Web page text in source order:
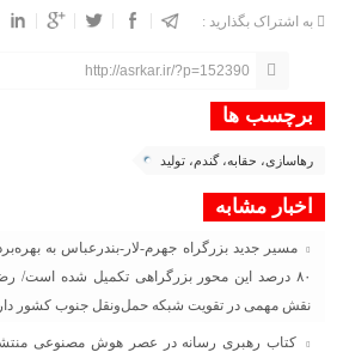
به اشتراک بگذارید :
http://asrkar.ir/?p=152390
برچسب ها
رهاسازی، حقابه، گندم، تولید
اخبار مشابه
مسیر جدید بزرگراه جهرم-لار-بندرعباس به
۸۰ درصد این محور بزرگراهی تکمیل شده است/
نقش مهمی در تقویت شبکه حمل‌ونقل جنوب کشور
کتاب رهبری رسانه در عصر هوش مصنوعی